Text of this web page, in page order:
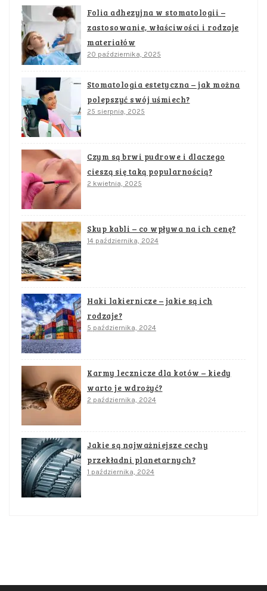
Folia adhezyjna w stomatologii –
zastosowanie, właściwości i rodzaje
materiałów
20 października, 2025
Stomatologia estetyczna – jak można
polepszyć swój uśmiech?
25 sierpnia, 2025
Czym są brwi pudrowe i dlaczego
cieszą się taką popularnością?
2 kwietnia, 2025
Skup kabli – co wpływa na ich cenę?
14 października, 2024
Haki lakiernicze – jakie są ich
rodzaje?
5 października, 2024
Karmy lecznicze dla kotów – kiedy
warto je wdrożyć?
2 października, 2024
Jakie są najważniejsze cechy
przekładni planetarnych?
1 października, 2024